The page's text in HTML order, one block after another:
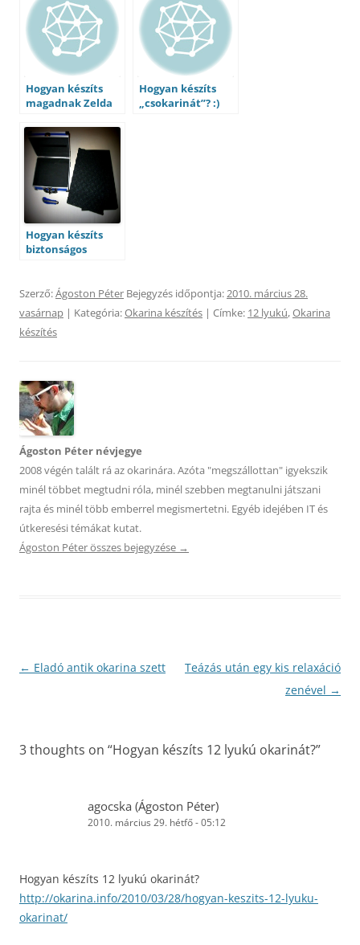
Hogyan készíts
magadnak Zelda
Hogyan készíts
„csokarinát”? :)
Hogyan készíts
biztonságos
okiknak?
Szerző:Ágoston Péter Bejegyzés időpontja:2010. március 28.
vasárnap | Kategória:Okarina készítés | Címke: 12 lyukú,Okarina
készítés
Ágoston Péter névjegye
2008 végén talált rá az okarinára. Azóta "megszállottan" igyekszik
minél többet megtudni róla, minél szebben megtanulni játszani
rajta és minél több emberrel megismertetni. Egyéb idejében IT és
útkeresési témákat kutat.
Ágoston Péter összes bejegyzése →
Bejegyzés
← Eladó antik okarina szett
Teázás után egy kis relaxáció
zenével →
3 thoughts on “Hogyan készíts 12 lyukú okarinát?”
agocska (Ágoston Péter)
2010. március 29. hétfő - 05:12
Hogyan készíts 12 lyukú okarinát?
http://okarina.info/2010/03/28/hogyan-keszits-12-lyuku-
okarinat/